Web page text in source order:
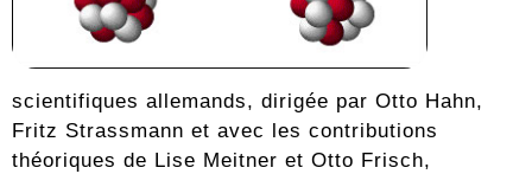
scientifiques allemands, dirigée par Otto Hahn,
Fritz Strassmann et avec les contributions
théoriques de Lise Meitner et Otto Frisch,